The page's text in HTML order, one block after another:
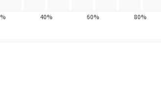
40% 60% 80%